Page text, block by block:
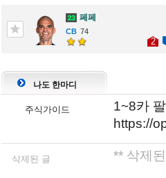
페페
74
2
나도 한마디
주식가이드
1~8카
https://
삭제된 글 ** 삭제